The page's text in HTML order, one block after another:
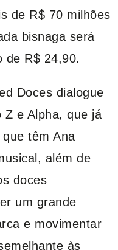
de R$ 70 milhões
bisnaga será
de R$ 24,90.
Doces dialogue
Z e Alpha, que já
têm Ana
além de
doces
um grande
e movimentar
às